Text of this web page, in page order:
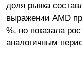
доля рынка
выражении AMD
%, но показала
аналогичным